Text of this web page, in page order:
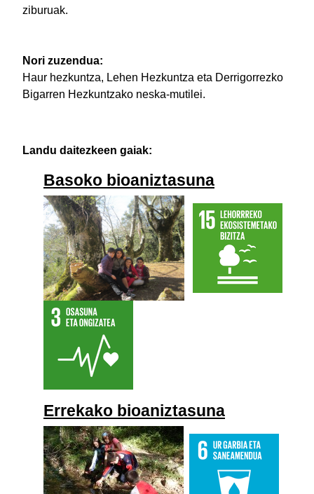
ziburuak.
Nori zuzendua:
Haur hezkuntza, Lehen Hezkuntza eta Derrigorrezko
Bigarren Hezkuntzako neska-mutilei.
Landu daitezkeen gaiak:
Basoko bioaniztasuna
Errekako bioaniztasuna